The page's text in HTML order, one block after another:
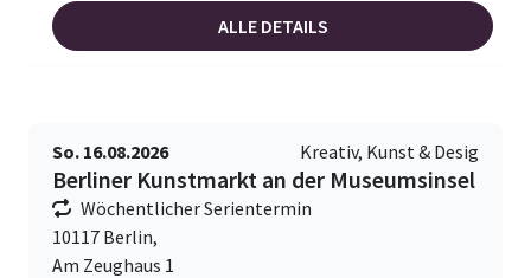
ALLE DETAILS
So. 16.08.2026 Kreativ, Kunst & Desig
Berliner Kunstmarkt an der Museumsinsel
Wöchentlicher Serientermin
10117 Berlin,
Am Zeughaus 1